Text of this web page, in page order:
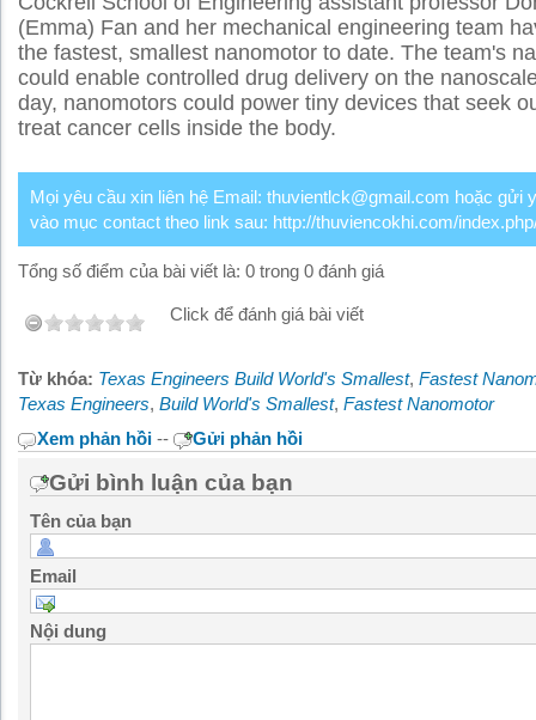
(Emma) Fan and her mechanical engineering team
the fastest, smallest nanomotor to date. The team's
could enable controlled drug delivery on the
day, nanomotors could power tiny devices that seek
treat cancer cells inside the body.
Mọi yêu cầu xin liên hệ Email: thuvientlck@gmail.com hoặc gửi
vào mục contact theo link sau: http://thuviencokhi.com/
Tổng số điểm của bài viết là: 0 trong 0 đánh giá
Click để đánh giá bài viết
Từ khóa: Texas Engineers Build World's Smallest, Fastest
Texas Engineers, Build World's Smallest, Fastest Nanomotor
Xem phản hồi -- Gửi phản hồi
Gửi bình luận của bạn
Tên của bạn
Email
Nội dung